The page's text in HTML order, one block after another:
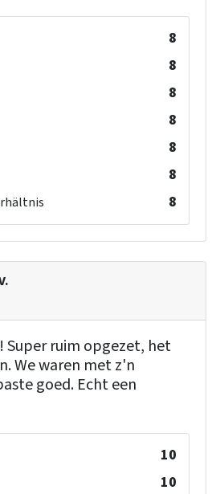
8
8
8
8
8
8
8
Super ruim opgezet, het
We waren met z'n
goed. Echt een
10
10